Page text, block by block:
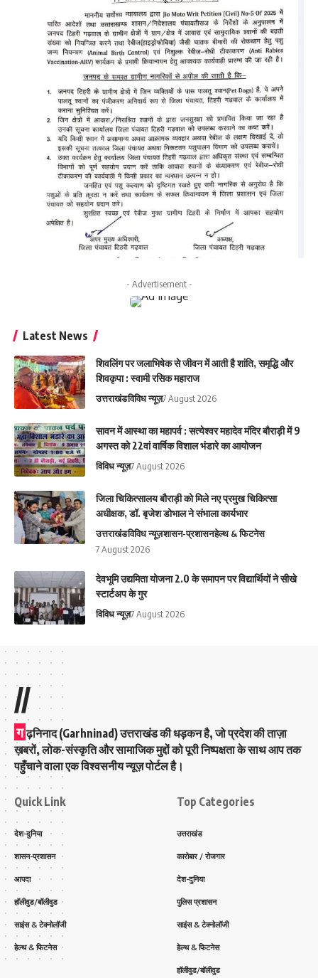
- Advertisement -
Latest News
शिवलिंग पर जलाभिषेक से जीवन में आती है शांति, समृद्धि और
शिवकृपा : स्वामी रसिक महाराज
उत्तराखंडविविध न्यूज़7 August 2026
सावन में आस्था का महापर्व : सत्येश्वर महादेव मंदिर बौराड़ी में 9
अगस्त को 22वां वार्षिक विशाल भंडारे का आयोजन
विविध न्यूज़7 August 2026
जिला चिकित्सालय बौराड़ी को मिले नए प्रमुख चिकित्सा
अधीक्षक, डॉ. बृजेश डोभाल ने संभाला कार्यभार
उत्तराखंडविविध न्यूज़शासन-प्रशासनहेल्थ & फिटनेस
7 August 2026
देवभूमि उद्यमिता योजना 2.0 के समापन पर विद्यार्थियों ने सीखे
स्टार्टअप के गुर
विविध न्यूज़7 August 2026
//
ग ढ़निनाद (Garhninad) उत्तराखंड की धड़कन है, जो प्रदेश की ताज़ा
ख़बरों, लोक-संस्कृति और सामाजिक मुद्दों को पूरी निष्पक्षता के साथ आप तक
पहुँचाने वाला एक विश्वसनीय न्यूज़ पोर्टल है।
Quick Link
देश-दुनिया
शासन-प्रशासन
आपदा
हॉलीवुड/बॉलीवुड
साइंस & टेक्नोलॉजी
हेल्थ & फिटनेस
Top Categories
उत्तराखंड
कारोबार / रोजगार
देश-दुनिया
पुलिस प्रशासन
साइंस & टेक्नोलॉजी
हेल्थ & फिटनेस
हॉलीवुड/बॉलीवुड